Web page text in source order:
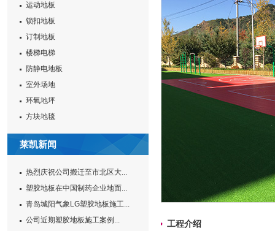
运动地板
锁扣地板
订制地板
楼梯电梯
防静电地板
室外场地
环氧地坪
方块地毯
莱凯新闻
热烈庆祝公司搬迁至市北区大...
塑胶地板在中国制药企业地面...
青岛城阳气象LG塑胶地板施工...
公司近期塑胶地板施工案例...
工程介绍